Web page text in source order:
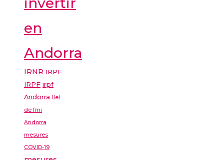
en
Andorra
IRNR IRPF
IRPF irpf
Andorra llei
de fmi
Andorra
mesures
COVID-19